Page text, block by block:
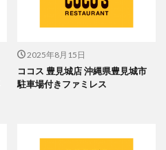
2025年8月15日
ココス 豊見城店 沖縄県豊見城市
駐車場付きファミレス